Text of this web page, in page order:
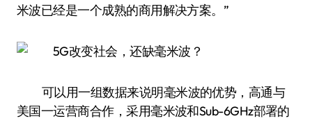
米波已经是一个成熟的商用解决方案。”
可以用一组数据来说明毫米波的优势，高通与
美国一运营商合作，采用毫米波和Sub-6GHz部署的